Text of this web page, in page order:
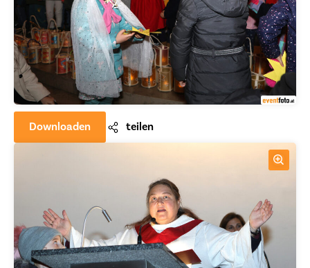
Downloaden teilen